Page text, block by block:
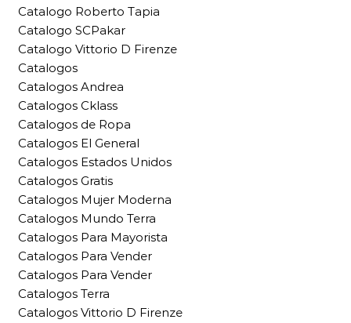
Catalogo Roberto Tapia
Catalogo SCPakar
Catalogo Vittorio D Firenze
Catalogos
Catalogos Andrea
Catalogos Cklass
Catalogos de Ropa
Catalogos El General
Catalogos Estados Unidos
Catalogos Gratis
Catalogos Mujer Moderna
Catalogos Mundo Terra
Catalogos Para Mayorista
Catalogos Para Vender
Catalogos Para Vender
Catalogos Terra
Catalogos Vittorio D Firenze